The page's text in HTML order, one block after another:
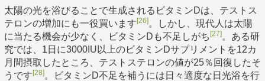
太陽の光を浴びることで生成されるビタミンDは、テストス
テロンの増加にも一役買います [26]。しかし、現代人は太陽
に当たる機会が少なく、ビタミンDも不足しがち [27]。ある研
究では、1日に3000IU以上のビタミンDサプリメントを12カ
月間摂取したところ、テストステロンの値が25％回復したそ
うです [28]。ビタミンD不足を補うには日々適度な日光浴を行